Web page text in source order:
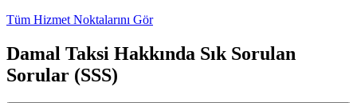
Tüm Hizmet Noktalarını Gör
Damal Taksi Hakkında Sık Sorulan
Sorular (SSS)